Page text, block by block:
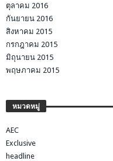
ตุลาคม 2016
กันยายน 2016
สิงหาคม 2015
กรกฎาคม 2015
มิถุนายน 2015
พฤษภาคม 2015
หมวดหมู่
AEC
Exclusive
headline